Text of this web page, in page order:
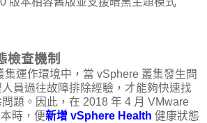
檢查機制
集運作環境中，當 vSphere 叢集發生問
員過往故障排除經驗，才能夠快速找
題。因此，在 2018 年 4 月 VMware
時，便新增 vSphere Health 健康狀態